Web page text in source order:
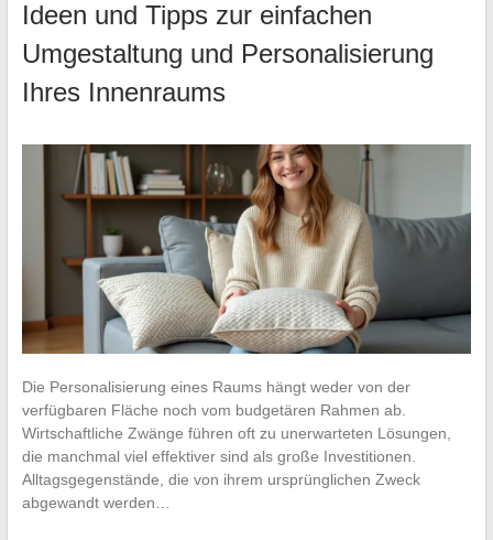
Ideen und Tipps zur einfachen
Umgestaltung und Personalisierung
Ihres Innenraums
Die Personalisierung eines Raums hängt weder von der
verfügbaren Fläche noch vom budgetären Rahmen ab.
Wirtschaftliche Zwänge führen oft zu unerwarteten Lösungen,
die manchmal viel effektiver sind als große Investitionen.
Alltagsgegenstände, die von ihrem ursprünglichen Zweck
abgewandt werden…